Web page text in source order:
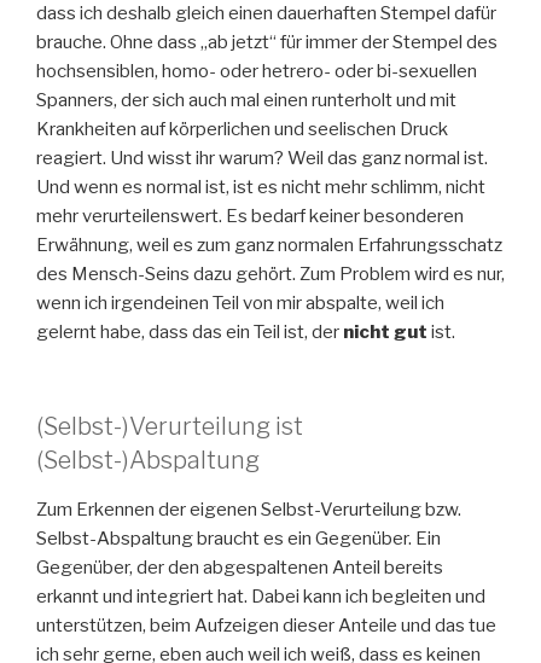
dass ich deshalb gleich einen dauerhaften Stempel dafür
brauche. Ohne dass „ab jetzt“ für immer der Stempel des
hochsensiblen, homo- oder hetrero- oder bi-sexuellen
Spanners, der sich auch mal einen runterholt und mit
Krankheiten auf körperlichen und seelischen Druck
reagiert. Und wisst ihr warum? Weil das ganz normal ist.
Und wenn es normal ist, ist es nicht mehr schlimm, nicht
mehr verurteilenswert. Es bedarf keiner besonderen
Erwähnung, weil es zum ganz normalen Erfahrungsschatz
des Mensch-Seins dazu gehört. Zum Problem wird es nur,
wenn ich irgendeinen Teil von mir abspalte, weil ich
gelernt habe, dass das ein Teil ist, der nicht gut ist.
(Selbst-)Verurteilung ist
(Selbst-)Abspaltung
Zum Erkennen der eigenen Selbst-Verurteilung bzw.
Selbst-Abspaltung braucht es ein Gegenüber. Ein
Gegenüber, der den abgespaltenen Anteil bereits
erkannt und integriert hat. Dabei kann ich begleiten und
unterstützen, beim Aufzeigen dieser Anteile und das tue
ich sehr gerne, eben auch weil ich weiß, dass es keinen